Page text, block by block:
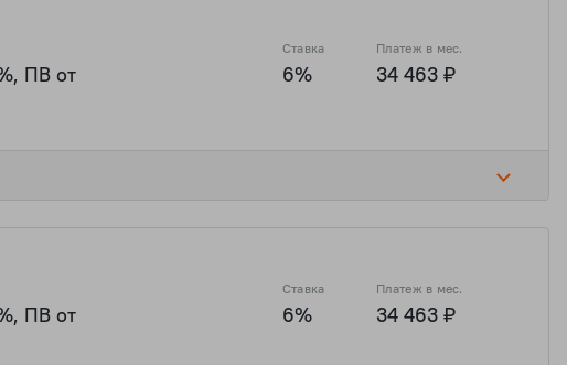
ПВ от
Ставка
6%
Платеж в мес.
34 463 ₽
ПВ от
Ставка
6%
Платеж в мес.
34 463 ₽